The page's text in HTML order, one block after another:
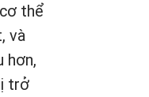
thể
và
hơn,
trở